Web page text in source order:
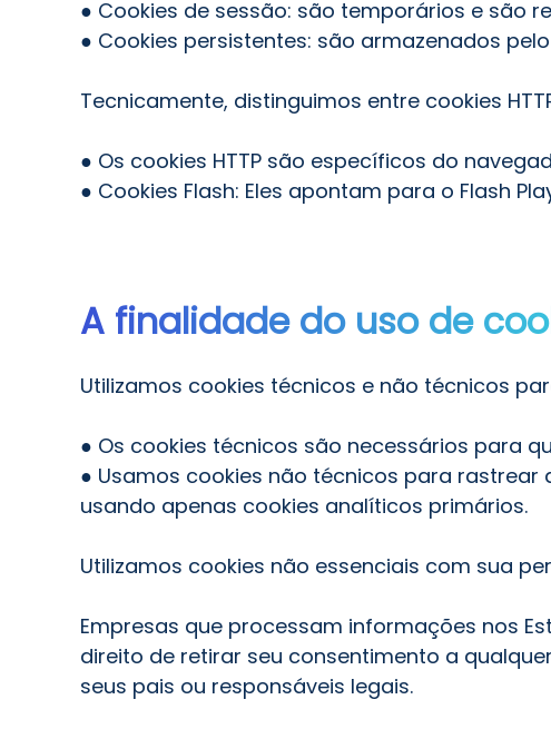
● Cookies de sessão: são temporários e são
● Cookies persistentes: são armazenados
Tecnicamente, distinguimos entre cookies
● Os cookies HTTP são específicos do
● Cookies Flash: Eles apontam para o Flash
A finalidade do uso de
Utilizamos cookies técnicos e não técnicos
● Os cookies técnicos são necessários para
● Usamos cookies não técnicos para
usando apenas cookies analíticos primários.
Utilizamos cookies não essenciais com sua
Empresas que processam informações nos
direito de retirar seu consentimento a
seus pais ou responsáveis legais.